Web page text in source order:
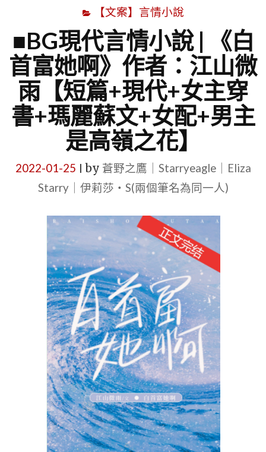
【文案】言情小說
■BG現代言情小說 | 《白
首富她啊》作者：江山微
雨【短篇+現代+女主穿
書+瑪麗蘇文+女配+男主
是高嶺之花】
2022-01-25 by 蒼野之鷹｜Starryeagle｜Eliza
Starry｜伊莉莎・S(兩個筆名為同一人)